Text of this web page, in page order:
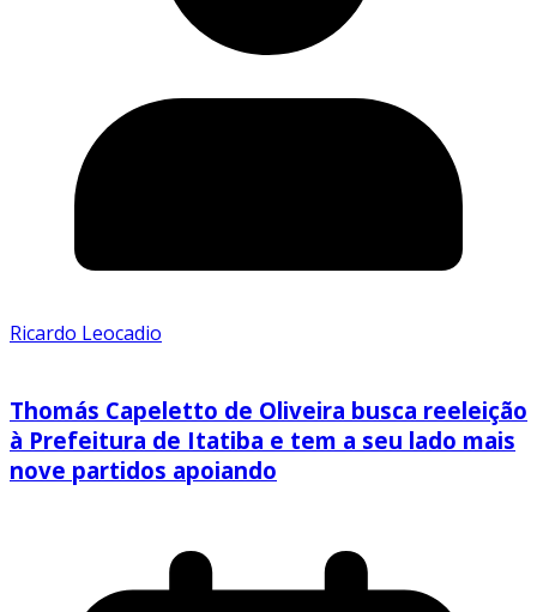
Ricardo Leocadio
Thomás Capeletto de Oliveira busca reeleição
à Prefeitura de Itatiba e tem a seu lado mais
nove partidos apoiando